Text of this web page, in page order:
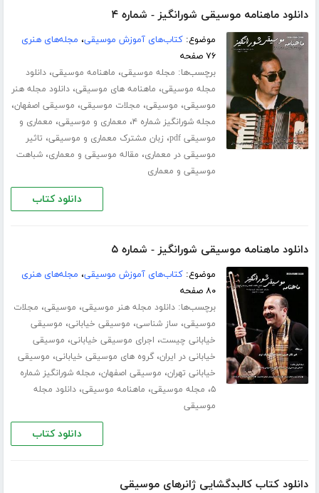
دانلود ماهنامه موسیقی شورانگیز - شماره ۴
موضوع:کتاب‌های آموزش موسیقی، مجله‌های هنری
۷۶ صفحه
برچسب‌ها: مجله موسیقی، ماهنامه موسیقی،دانلود
مجله موسیقی، ماهنامه های موسیقی،دانلود مجله هنر
موسیقی، موسیقی، مجلات موسیقی، موسیقی اصفهان،
مجله شورانگیز شماره ۴ ، معماری و موسیقی، معماری و
موسیقی pdf
، زبان مشترک معماری و موسیقی، تاثیر
موسیقی در معماری، مقاله موسیقی و معماری،شباهت
موسیقی و معماری
دانلود کتاب
دانلود ماهنامه موسیقی شورانگیز - شماره ۵
موضوع:کتاب‌های آموزش موسیقی، مجله‌های هنری
۸۰ صفحه
برچسب‌ها:دانلود مجله هنر موسیقی، موسیقی، مجلات
موسیقی، ساز شناسی، موسیقی خیابانی، موسیقی
خیابانی چیست، اجرای موسیقی خیابانی، موسیقی
خیابانی در ایران،گروه های موسیقی خیابانی، موسیقی
خیابانی تهران، موسیقی اصفهان، مجله شورانگیز شماره
۵، مجله موسیقی، ماهنامه موسیقی،دانلود مجله
موسیقی
دانلود کتاب
دانلود کتاب کالبدگشایی ژانرهای موسیقی